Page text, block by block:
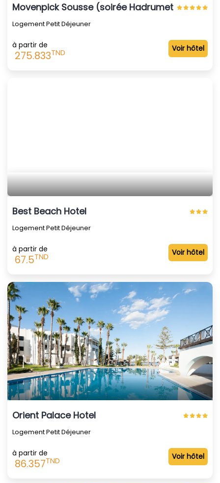
Movenpick Sousse (soirée Hadrumet 31122025)
Logement Petit Déjeuner
à partir de
275.833TND Voir hôtel
Best Beach Hotel
Logement Petit Déjeuner
à partir de
67.5TND Voir hôtel
Orient Palace Hotel
Logement Petit Déjeuner
à partir de
86.357TND Voir hôtel